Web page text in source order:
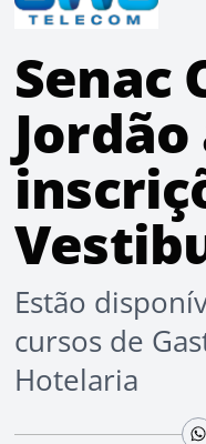
Senac
Estão
cursos de
Hotelaria